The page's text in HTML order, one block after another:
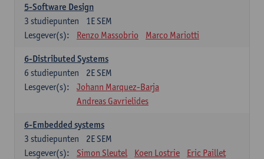
5-Software Design
1E SEM
3 studiepunten
Lesgever(s):
Renzo Massobrio Marco Mariotti
6-Distributed Systems
2E SEM
6 studiepunten
Lesgever(s):
Johann Marquez-Barja
Andreas Gavrielides
6-Embedded systems
2E SEM
3 studiepunten
Lesgever(s):
Simon Sleutel Koen Lostrie Eric Paillet